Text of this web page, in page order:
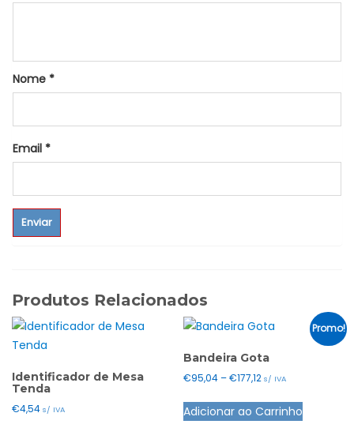
Nome *
Email *
Produtos Relacionados
Identificador de Mesa
Tenda
€4,54 s/ IVA
Promo!
Bandeira Gota
€95,04–€177,12Price
€95,04
s/ IVA
Adicionar ao Carrinho
This
product